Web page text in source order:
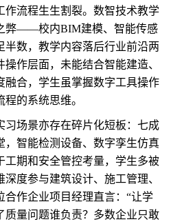
作流程生生割裂。数智技术教学
弊——校内BIM建模、智能传感
半数，教学内容落后行业前沿两
作层面，未能结合智能建造、
融合，学生虽掌握数字工具操作
的系统思维。
场景亦存在碎片化短板：七成
，智能检测设备、数字孪生仿真
工期和安全管控考量，学生多被
度参与建筑设计、施工管理、
合作企业项目经理直言：“让学
质量问题谁负责？多数企业只敢